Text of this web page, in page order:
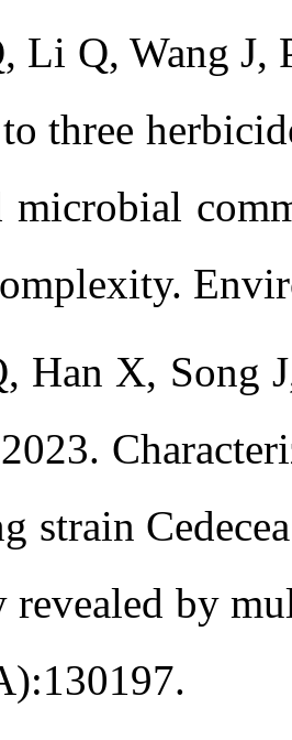
Li Q, Wang J,
three
microbial
Han X, Song
strain
revealed by